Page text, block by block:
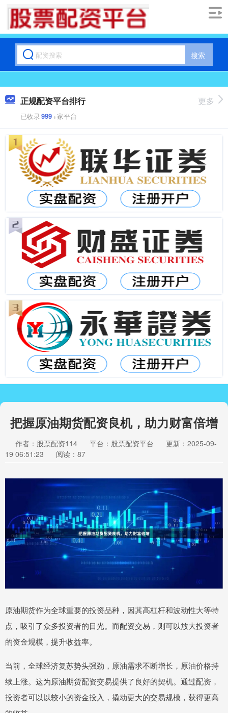
搜索
正规配资平台排行
已收录999+家平台
更多
把握原油期货配资良机，助力财富倍增
作者：股票配资114 平台：股票配资平台
更新：2025-09-
19 06:51:23
阅读：87
原油期货作为全球重要的投资品种，因其高杠杆和波动性大等特
点，吸引了众多投资者的目光。而配资交易，则可以放大投资者
的资金规模，提升收益率。
当前，全球经济复苏势头强劲，原油需求不断增长，原油价格持
续上涨。这为原油期货配资交易提供了良好的契机。通过配资，
投资者可以以较小的资金投入，撬动更大的交易规模，获得更高